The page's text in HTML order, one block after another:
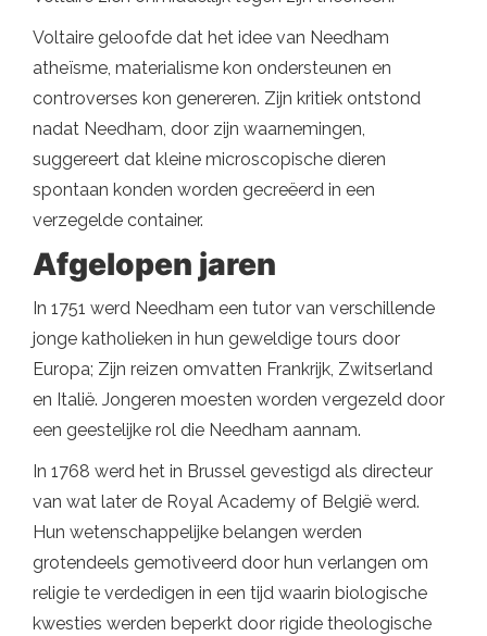
Voltaire geloofde dat het idee van Needham
atheïsme, materialisme kon ondersteunen en
controverses kon genereren. Zijn kritiek ontstond
nadat Needham, door zijn waarnemingen,
suggereert dat kleine microscopische dieren
spontaan konden worden gecreëerd in een
verzegelde container.
Afgelopen jaren
In 1751 werd Needham een ​​tutor van verschillende
jonge katholieken in hun geweldige tours door
Europa; Zijn reizen omvatten Frankrijk, Zwitserland
en Italië. Jongeren moesten worden vergezeld door
een geestelijke rol die Needham aannam.
In 1768 werd het in Brussel gevestigd als directeur
van wat later de Royal Academy of België werd.
Hun wetenschappelijke belangen werden
grotendeels gemotiveerd door hun verlangen om
religie te verdedigen in een tijd waarin biologische
kwesties werden beperkt door rigide theologische